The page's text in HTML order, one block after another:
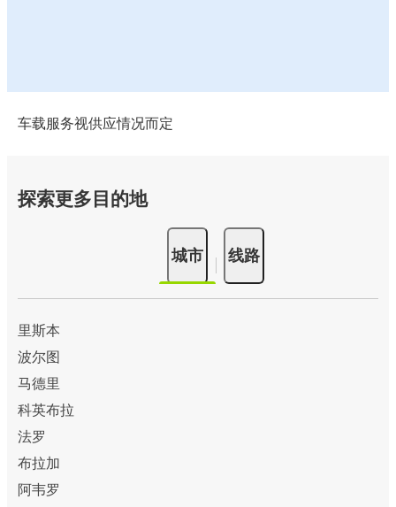
车载服务视供应情况而定
探索更多目的地
城市 线路
里斯本
波尔图
马德里
科英布拉
法罗
布拉加
阿韦罗